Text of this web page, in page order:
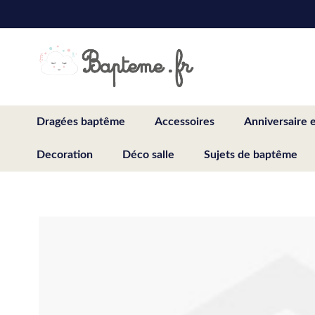
to
Dragées baptême Accessoires Anniversaire
Decoration Déco salle Sujets de baptême